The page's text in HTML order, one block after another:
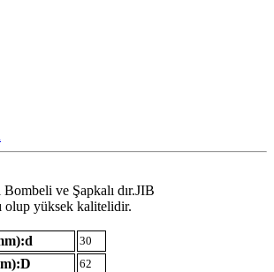
ve Şapkalı dır.JIB
olup yüksek kalitelidir.
30
62